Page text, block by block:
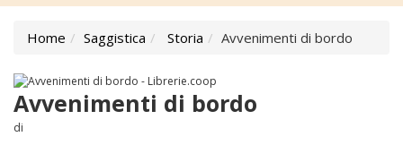
Home Saggistica Storia Avvenimenti di bordo
Avvenimenti di bordo
di